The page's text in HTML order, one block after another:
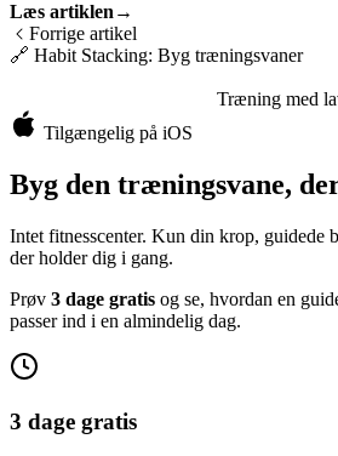
Læs artiklen→
Forrige artikel
🔗 Habit Stacking: Byg træningsvaner
Træning med
Tilgængelig på iOS
Byg den træningsvane,
Intet fitnesscenter. Kun din krop, guidede
der holder dig i gang.
Prøv 3 dage gratis og se, hvordan en
passer ind i en almindelig dag.
3 dage gratis